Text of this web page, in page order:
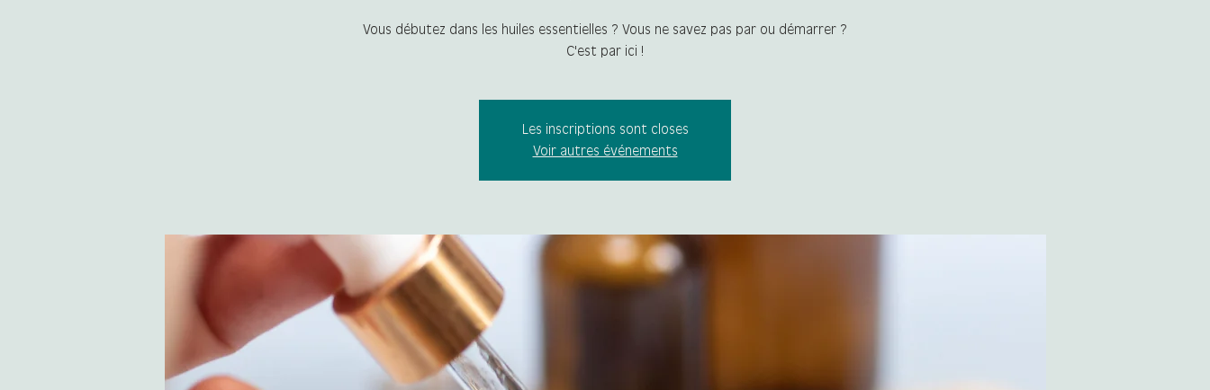
Vous débutez dans les huiles essentielles ? Vous ne savez pas par ou démarrer ?
C'est par ici !
Les inscriptions sont closes
Voir autres événements